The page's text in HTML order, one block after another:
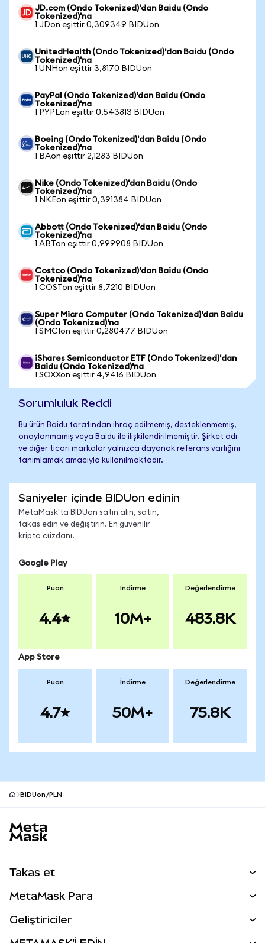
JD.com (Ondo Tokenized)'dan Baidu (Ondo
Tokenized)'na
1 JDon eşittir 0,309349 BIDUon
UnitedHealth (Ondo Tokenized)'dan Baidu (Ondo
Tokenized)'na
1 UNHon eşittir 3,8170 BIDUon
PayPal (Ondo Tokenized)'dan Baidu (Ondo
Tokenized)'na
1 PYPLon eşittir 0,543813 BIDUon
Boeing (Ondo Tokenized)'dan Baidu (Ondo
Tokenized)'na
1 BAon eşittir 2,1283 BIDUon
Nike (Ondo Tokenized)'dan Baidu (Ondo
Tokenized)'na
1 NKEon eşittir 0,391384 BIDUon
Abbott (Ondo Tokenized)'dan Baidu (Ondo
Tokenized)'na
1 ABTon eşittir 0,999908 BIDUon
Costco (Ondo Tokenized)'dan Baidu (Ondo
Tokenized)'na
1 COSTon eşittir 8,7210 BIDUon
Super Micro Computer (Ondo Tokenized)'dan Baidu
(Ondo Tokenized)'na
1 SMCIon eşittir 0,280477 BIDUon
iShares Semiconductor ETF (Ondo Tokenized)'dan
Baidu (Ondo Tokenized)'na
1 SOXXon eşittir 4,9416 BIDUon
Sorumluluk Reddi
Bu ürün Baidu tarafından ihraç edilmemiş, desteklenmemiş,
onaylanmamış veya Baidu ile ilişkilendirilmemiştir. Şirket adı
ve diğer ticari markalar yalnızca dayanak referans varlığını
tanımlamak amacıyla kullanılmaktadır.
Saniyeler içinde BIDUon edinin
MetaMask'ta BIDUon satın alın, satın,
takas edin ve değiştirin. En güvenilir
kripto cüzdanı.
Google Play
Puan
4.4
İndirme
10M+
Değerlendirme
483.8K
App Store
Puan
4.7
İndirme
50M+
Değerlendirme
75.8K
BIDUon/PLN
Takas et
Perps
MetaMask Para
Geliştiriciler